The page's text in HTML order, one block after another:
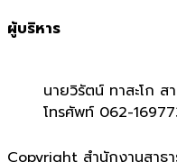
ผู้บริหาร
นายวิรัตน์ ทาสะโก ส
โทรศัพท์ 062-